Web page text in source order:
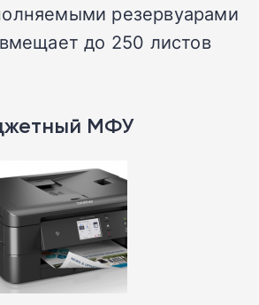
резервуарами
до 250 листов
МФУ